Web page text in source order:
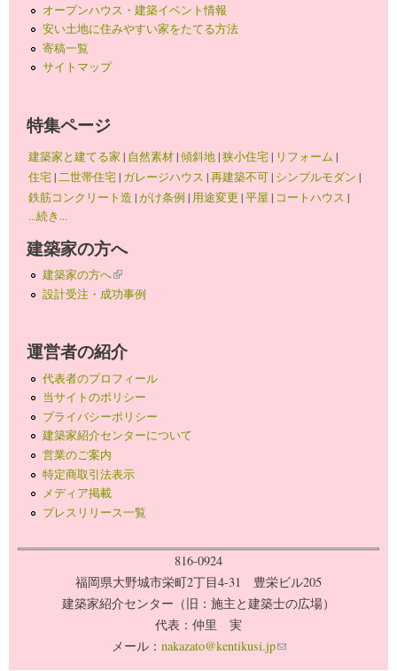
オープンハウス・建築イベント情報
安い土地に住みやすい家をたてる方法
寄稿一覧
サイトマップ
特集ページ
建築家と建てる家 | 自然素材|傾斜地|狭小住宅| リフォーム |
住宅|二世帯住宅| ガレージハウス |再建築不可| シンプルモダン |
鉄筋コンクリート造 |がけ条例 | 用途変更 |平屋 | コートハウス |
...続き...
建築家の方へ
建築家の方へ(link is external)
設計受注・成功事例
運営者の紹介
代表者のプロフィール
当サイトのポリシー
プライバシーポリシー
建築家紹介センターについて
営業のご案内
特定商取引法表示
メディア掲載
プレスリリース一覧
816-0924
福岡県大野城市栄町2丁目4-31 豊栄ビル205
建築家紹介センター（旧：施主と建築士の広場）
代表：仲里 実
メール： nakazato@kentikusi.jp(link sends e-mail)